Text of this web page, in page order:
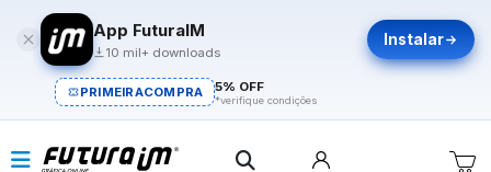
App FuturaIM
10 mil+ downloads
Instalar
PRIMEIRACOMPRA 5% OFF
*verifique condições